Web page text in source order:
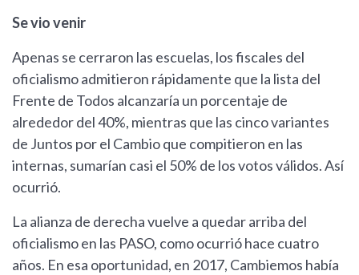
Se vio venir
Apenas se cerraron las escuelas, los fiscales del
oficialismo admitieron rápidamente que la lista del
Frente de Todos alcanzaría un porcentaje de
alrededor del 40%, mientras que las cinco variantes
de Juntos por el Cambio que compitieron en las
internas, sumarían casi el 50% de los votos válidos. Así
ocurrió.
La alianza de derecha vuelve a quedar arriba del
oficialismo en las PASO, como ocurrió hace cuatro
años. En esa oportunidad, en 2017, Cambiemos había